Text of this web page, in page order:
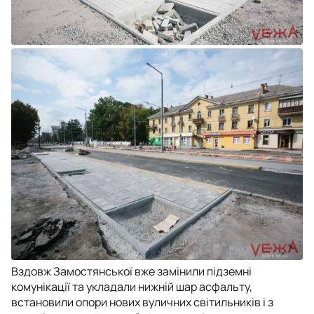
Вздовж Замостянської вже замінили підземні
комунікації та укладали нижній шар асфальту,
встановили опори нових вуличних світильників і з